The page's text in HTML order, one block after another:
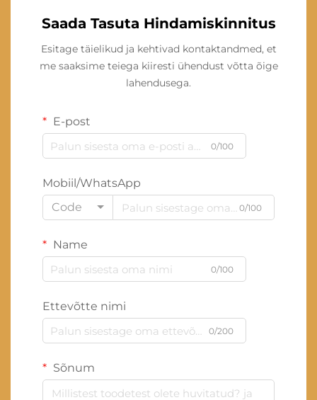
Saada Tasuta Hindamiskinnitus
Esitage täielikud ja kehtivad kontaktandmed, et
me saaksime teiega kiiresti ühendust võtta õige
lahendusega.
E-post
0/100
Mobiil/WhatsApp
Code
0/100
Name
0/100
Ettevõtte nimi
0/200
Sõnum